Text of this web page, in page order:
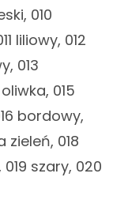
010
liliowy, 012
013
015
bordowy,
zieleń, 018
szary, 020